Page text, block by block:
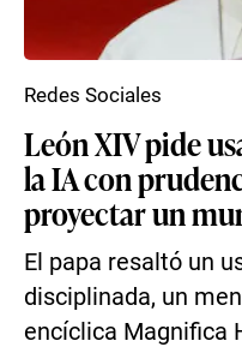
León XIV pide
la IA con
proyectar un
El papa resaltó un
disciplinada, un
encíclica Magnifica
Redes Sociales